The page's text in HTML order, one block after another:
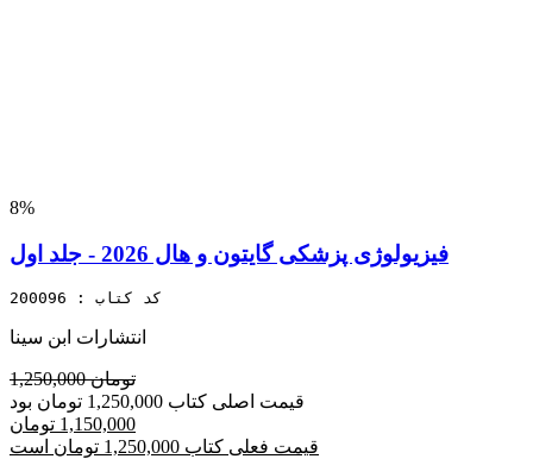
8%
فیزیولوژی پزشکی گایتون و هال 2026 - جلد اول
کد کتاب : 200096
انتشارات ابن سینا
1,250,000 تومان
قیمت اصلی کتاب 1,250,000 تومان بود
1,150,000 تومان
قیمت فعلی کتاب 1,250,000 تومان است